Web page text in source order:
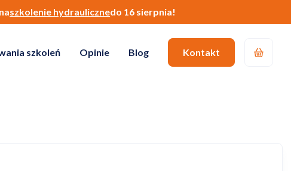
szkolenie hydraulicznedo 16 sierpnia!
szkoleń Opinie Blog Kontakt